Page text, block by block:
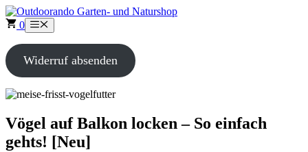
Zum
Inhalt
springen
0 Menü
Widerruf absenden
Vögel auf Balkon locken – So einfach
gehts! [Neu]